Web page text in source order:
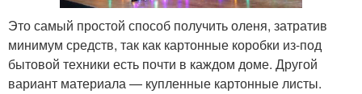
Это самый простой способ получить оленя, затратив
минимум средств, так как картонные коробки из-под
бытовой техники есть почти в каждом доме. Другой
вариант материала — купленные картонные листы.